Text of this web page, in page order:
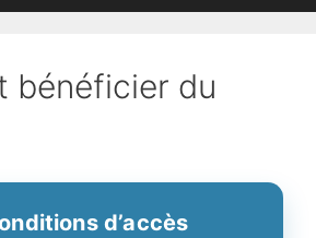
bénéficier du
d’accès